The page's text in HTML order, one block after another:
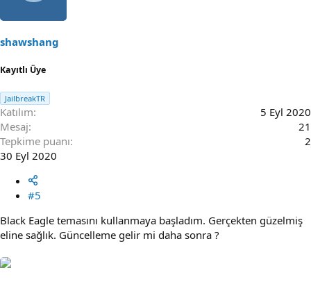
s
:
shawshang
Kayıtlı Üye
JailbreakTR
Katılım
5 Eyl 2020
Mesaj
21
Tepkime puanı
2
30 Eyl 2020
#5
Black Eagle temasını kullanmaya başladım. Gerçekten güzelmiş
eline sağlık. Güncelleme gelir mi daha sonra ?